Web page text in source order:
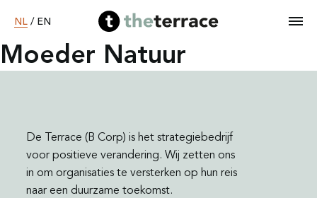
NL / EN
Diensten
Ons werk
Moeder Natuur
De Terrace (B Corp) is het strategiebedrijf
voor positieve verandering. Wij zetten ons
in om organisaties te versterken op hun reis
naar een duurzame toekomst.